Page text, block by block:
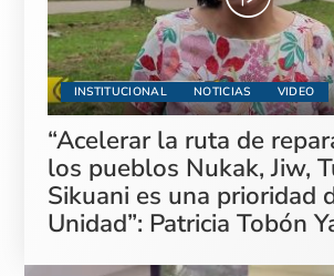
INSTITUCIONAL NOTICIAS VIDEO
“Acelerar la ruta de
los pueblos Nukak, Jiw,
Sikuani es una prioridad
Unidad”: Patricia Tobón